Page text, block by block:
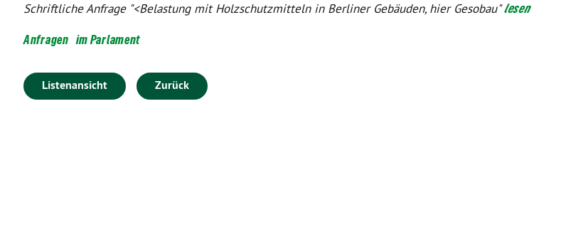
Schriftliche Anfrage "<Belastung mit Holzschutzmitteln in Berliner Gebäuden, hier Gesobau"lesen
Anfragen im Parlament
Listenansicht Zurück